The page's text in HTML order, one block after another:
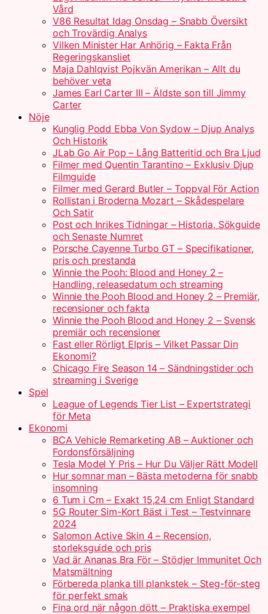
Vård
V86 Resultat Idag Onsdag – Snabb Översikt
och Trovärdig Analys
Vilken Minister Har Anhörig – Fakta Från
Regeringskansliet
Maja Dahlqvist Pojkvän Amerikan – Allt du
behöver veta
James Earl Carter III – Äldste son till Jimmy
Carter
Nöje
Kunglig Podd Ebba Von Sydow – Djup Analys
Och Historik
JLab Go Air Pop – Lång Batteritid och Bra Ljud
Filmer med Quentin Tarantino – Exklusiv Djup
Filmguide
Filmer med Gerard Butler – Toppval För Action
Rollistan i Broderna Mozart – Skådespelare
Och Satir
Post och Inrikes Tidningar – Historia, Sökguide
och Senaste Numret
Porsche Cayenne Turbo GT – Specifikationer,
pris och prestanda
Winnie the Pooh: Blood and Honey 2 –
Handling, releasedatum och streaming
Winnie the Pooh Blood and Honey 2 – Premiär,
recensioner och fakta
Winnie the Pooh Blood and Honey 2 – Svensk
premiär och recensioner
Fast eller Rörligt Elpris – Vilket Passar Din
Ekonomi?
Chicago Fire Season 14 – Sändningstider och
streaming i Sverige
Spel
League of Legends Tier List – Expertstrategi
för Meta
Ekonomi
BCA Vehicle Remarketing AB – Auktioner och
Fordonsförsäljning
Tesla Model Y Pris – Hur Du Väljer Rätt Modell
Hur somnar man – Bästa metoderna för snabb
insomning
6 Tum i Cm – Exakt 15,24 cm Enligt Standard
5G Router Sim-Kort Bäst i Test – Testvinnare
2024
Salomon Active Skin 4 – Recension,
storleksguide och pris
Vad är Ananas Bra För – Stödjer Immunitet Och
Matsmältning
Förbereda planka till plankstek – Steg-för-steg
för perfekt smak
Fina ord när någon dött – Praktiska exempel